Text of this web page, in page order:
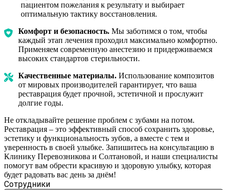
пациентом пожелания к результату и выбирает
оптимальную тактику восстановления.
Комфорт и безопасность. Мы заботимся о том, чтобы
каждый этап лечения проходил максимально комфортно.
Применяем современную анестезию и придерживаемся
высоких стандартов стерильности.
Качественные материалы. Использование композитов
от мировых производителей гарантирует, что ваша
реставрация будет прочной, эстетичной и прослужит
долгие годы.
Не откладывайте решение проблем с зубами на потом.
Реставрация – это эффективный способ сохранить здоровье,
эстетику и функциональность зубов, а вместе с тем и
уверенность в своей улыбке. Запишитесь на консультацию в
Клинику Перевозникова и Солтановой, и наши специалисты
помогут вам обрести красивую и здоровую улыбку, которая
будет радовать вас день за днём!
Сотрудники